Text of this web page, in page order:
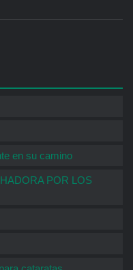
en su camino
POR LOS